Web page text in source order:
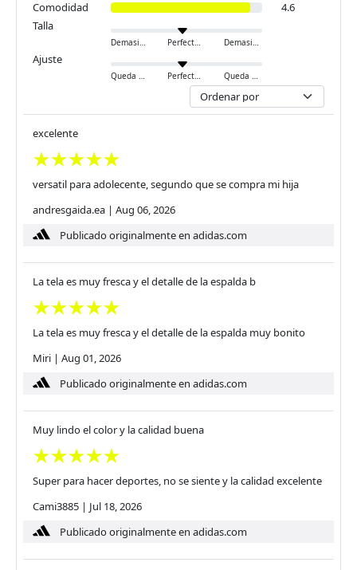
Comodidad
4.6
Talla
Demasiado pequeño Perfecto Demasiado grande
Ajuste
Queda ajustado Perfecto Queda holgado
excelente
versatil para adolecente, segundo que se compra mi hija
andresgaida.ea | Aug 06, 2026
Publicado originalmente en adidas.com
La tela es muy fresca y el detalle de la espalda b
La tela es muy fresca y el detalle de la espalda muy bonito
Miri | Aug 01, 2026
Publicado originalmente en adidas.com
Muy lindo el color y la calidad buena
Super para hacer deportes, no se siente y la calidad excelente
Cami3885 | Jul 18, 2026
Publicado originalmente en adidas.com